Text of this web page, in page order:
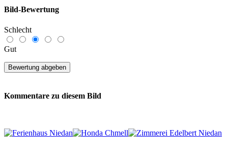
Bild-Bewertung
Schlecht
Gut
Kommentare zu diesem Bild
anzulegen. Bitte registrieren Sie sich...